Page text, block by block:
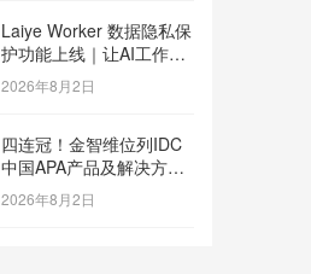
Laiye Worker 数据隐私保
护功能上线｜让AI工作流
兼顾效率与数据安全
2026年8月2日
四连冠！金智维位列IDC
中国APA产品及解决方案
市场份额第一
2026年8月2日